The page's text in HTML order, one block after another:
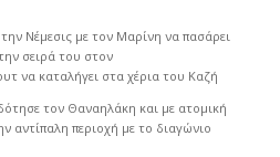
Νέμεσις με τον Μαρίνη να πασάρει
σειρά του στον
να καταλήγει στα χέρια του Καζή
τον Θαναηλάκη και με ατομική
αντίπαλη περιοχή με το διαγώνιο